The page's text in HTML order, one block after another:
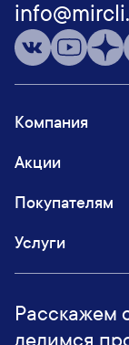
Компания
Акции
Покупателям
Услуги
Расскажем